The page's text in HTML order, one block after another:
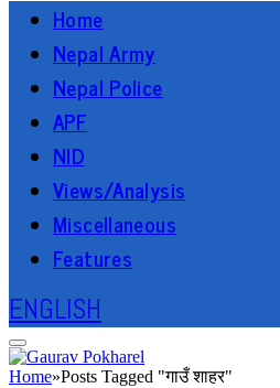
Home
Nepal Army
Nepal Police
APF
NID
Views/Analysis
Miscellaneous
Features
ENGLISH
Home»Posts Tagged "गाउँ शाहर"